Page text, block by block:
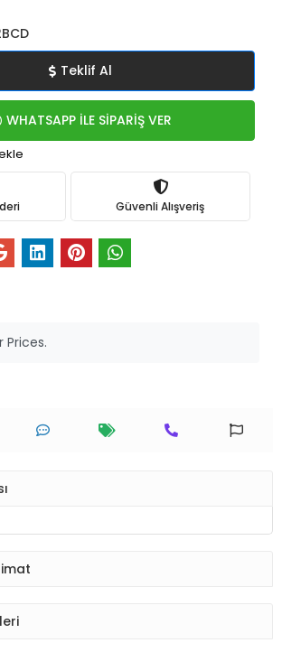
Teklif Al
WHATSAPP İLE SİPARİŞ VER
Güvenli Alışveriş
Prices.